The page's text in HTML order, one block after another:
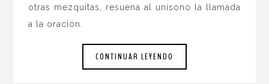
otras mezquitas, resuena al unísono la llamada
a la oración.
CONTINUAR LEYENDO